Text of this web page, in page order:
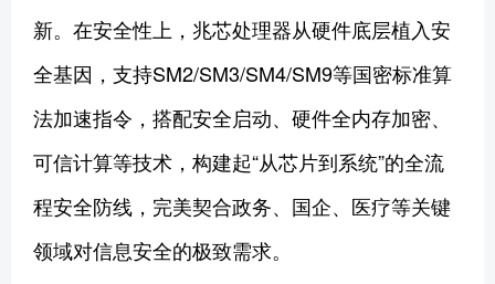
新。在安全性上，兆芯处理器从硬件底层植入安
全基因，支持SM2/SM3/SM4/SM9等国密标准算
法加速指令，搭配安全启动、硬件全内存加密、
可信计算等技术，构建起“从芯片到系统”的全流
程安全防线，完美契合政务、国企、医疗等关键
领域对信息安全的极致需求。